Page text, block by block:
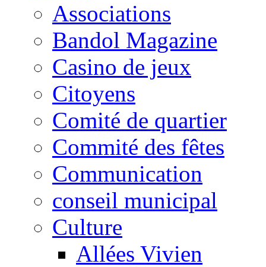
Associations
Bandol Magazine
Casino de jeux
Citoyens
Comité de quartier
Commité des fêtes
Communication
conseil municipal
Culture
Allées Vivien